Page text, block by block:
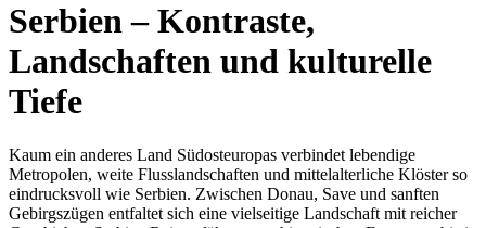
Serbien – Kontraste,
Landschaften und kulturelle
Tiefe
Kaum ein anderes Land Südosteuropas verbindet lebendige
Metropolen, weite Flusslandschaften und mittelalterliche Klöster so
eindrucksvoll wie Serbien. Zwischen Donau, Save und sanften
Gebirgszügen entfaltet sich eine vielseitige Landschaft mit reicher